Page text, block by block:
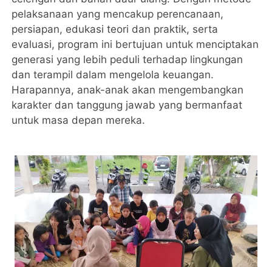
pelaksanaan yang mencakup perencanaan,
persiapan, edukasi teori dan praktik, serta
evaluasi, program ini bertujuan untuk menciptakan
generasi yang lebih peduli terhadap lingkungan
dan terampil dalam mengelola keuangan.
Harapannya, anak-anak akan mengembangkan
karakter dan tanggung jawab yang bermanfaat
untuk masa depan mereka.